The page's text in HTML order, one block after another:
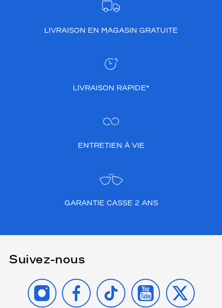
LIVRAISON EN MAGASIN GRATUITE
LIVRAISON RAPIDE*
ENTRETIEN À VIE
GARANTIE CASSE 2 ANS
Suivez-nous
INSTAGRAMFACEBOOK
TIKTOK YOUTUBE
X